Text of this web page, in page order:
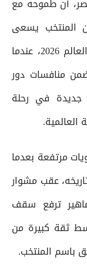
أن طموحه مع
المنتخب يسعى
لمواصلة كتابة التاريخ في بطولة كأس العالم 2026، عندما
ضمن منافسات دور
جديدة في رحلة
مرتفعة بعدما
في تاريخه، عقب مشوار
ترفع سقف
ثقة كبيرة من
باسم المنتخب.